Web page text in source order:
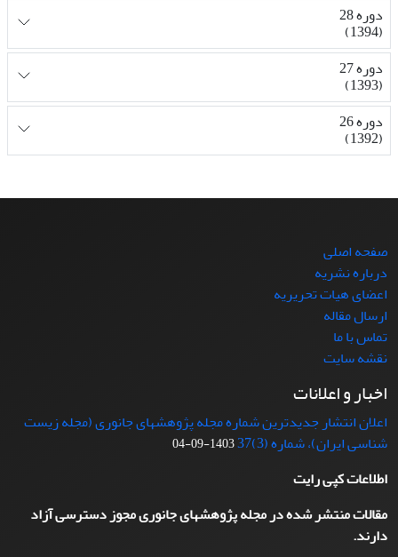
دوره 28
(1394)
دوره 27
(1393)
دوره 26
(1392)
صفحه اصلی
درباره نشریه
اعضای هیات تحریریه
ارسال مقاله
تماس با ما
نقشه سایت
اخبار و اعلانات
اعلان انتشار جدیدترین شماره مجله پژوهشهای جانوری (مجله زیست
شناسی ایران)، شماره (3)37
1403-09-04
اطلاعات کپی رایت
مقالات منتشر شده در مجله پژوهشهای جانوری مجوز دسترسی آزاد
دارند.